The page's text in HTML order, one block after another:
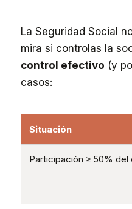
La Seguridad Social
mira si controlas la
control efectivo (y
casos:
Situación
Participación ≥ 50% del